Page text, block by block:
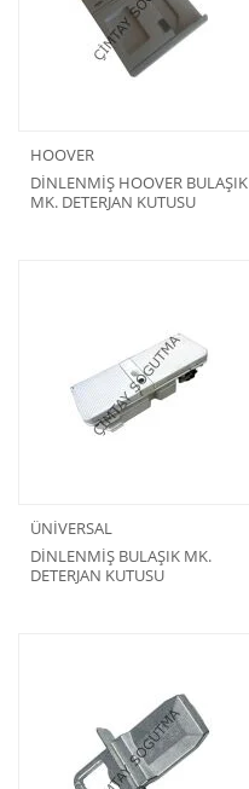
HOOVER
DİNLENMİŞ HOOVER BULAŞIK
MK. DETERJAN KUTUSU
ÜNİVERSAL
DİNLENMİŞ BULAŞIK MK.
DETERJAN KUTUSU